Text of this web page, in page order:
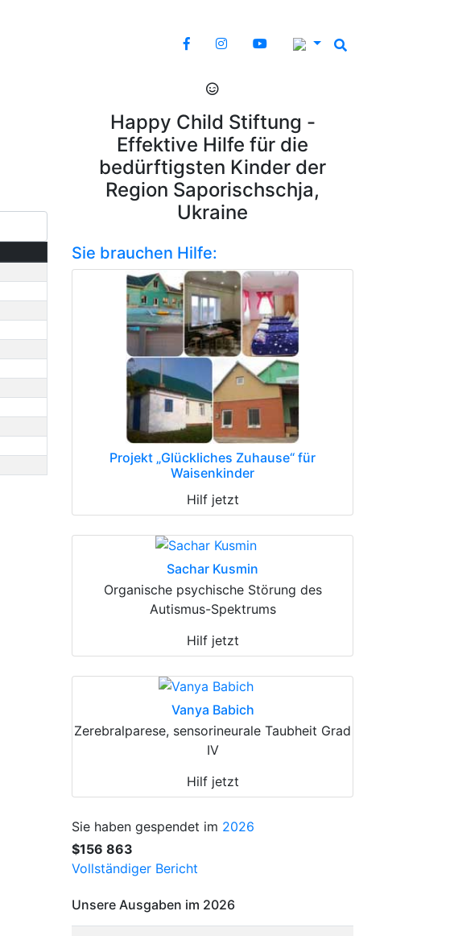
Happy Child Stiftung -
Effektive Hilfe für die
bedürftigsten Kinder der
Region Saporischschja,
Ukraine
Sie brauchen Hilfe:
Projekt „Glückliches Zuhause“ für
Waisenkinder
Hilf jetzt
Sachar Kusmin
Organische psychische Störung des
Autismus-Spektrums
Hilf jetzt
Vanya Babich
Zerebralparese, sensorineurale Taubheit Grad
IV
Hilf jetzt
Sie haben gespendet im 2026
$156 863
Vollständiger Bericht
Unsere Ausgaben im 2026